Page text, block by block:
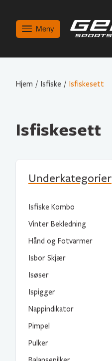
Meny
Hjem / Isfiske / Isfiskesett
Isfiskesett
Underkategorier
Isfiske Kombo
Vinter Bekledning
Hånd og Fotvarmer
Isbor Skjær
Isøser
Ispigger
Nappindikator
Pimpel
Pulker